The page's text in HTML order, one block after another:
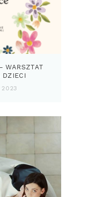
WARSZTAT
DZIECI
2023